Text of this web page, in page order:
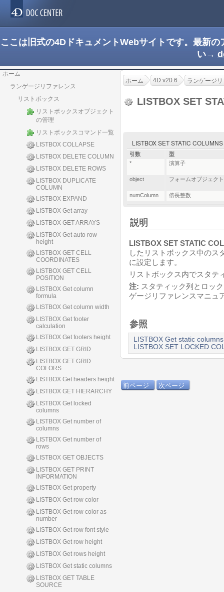
ここは旧式の4DドキュメントWebサイトです。最新
い→
ホーム
ランゲージリファレンス
リストボックス
リストボックスオブジェクト
の管理
リストボックスコマンド一覧
LISTBOX COLLAPSE
LISTBOX DELETE COLUMN
LISTBOX DELETE ROWS
LISTBOX DUPLICATE
COLUMN
LISTBOX EXPAND
LISTBOX Get array
LISTBOX GET ARRAYS
LISTBOX Get auto row
height
LISTBOX GET CELL
COORDINATES
LISTBOX GET CELL
POSITION
LISTBOX Get column
formula
LISTBOX Get column width
LISTBOX Get footer
calculation
LISTBOX Get footers height
LISTBOX GET GRID
LISTBOX GET GRID
COLORS
LISTBOX Get headers height
LISTBOX GET HIERARCHY
LISTBOX Get locked
columns
LISTBOX Get number of
columns
LISTBOX Get number of
rows
LISTBOX GET OBJECTS
LISTBOX GET PRINT
INFORMATION
LISTBOX Get property
LISTBOX Get row color
LISTBOX Get row color as
number
LISTBOX Get row font style
LISTBOX Get row height
LISTBOX Get rows height
LISTBOX Get static columns
LISTBOX GET TABLE
SOURCE
ホーム 4D v20.6 ランゲージ
LISTBOX SET
LISTBOX SET STATIC
引数
型
*
演算子
object フォームオブジェクト
numColumn 倍長整数
説明
LISTBOX SET STATIC
したリストボックス中のス
に設定します。
リストボックス内でスタテ
注: スタティック列とロッ
ゲージリファレンスマニュ
参照
LISTBOX Get static columns
LISTBOX SET LOCKED
前ページ 次ページ